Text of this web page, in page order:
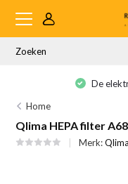
De
Home
Qlima HEPA filter A68
Merk:Qlima